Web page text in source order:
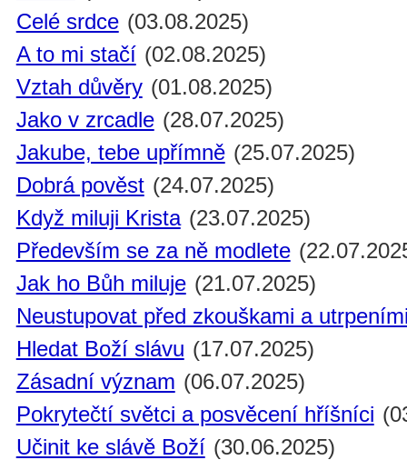
Celé srdce (03.08.2025)
A to mi stačí (02.08.2025)
Vztah důvěry (01.08.2025)
Jako v zrcadle (28.07.2025)
Jakube, tebe upřímně (25.07.2025)
Dobrá pověst (24.07.2025)
Když miluji Krista (23.07.2025)
Především se za ně modlete
Jak ho Bůh miluje (21.07.2025)
Neustupovat před zkouškami a
Hledat Boží slávu (17.07.2025)
Zásadní význam (06.07.2025)
Pokrytečtí světci a posvěcení hříšníci
Učinit ke slávě Boží (30.06.2025)